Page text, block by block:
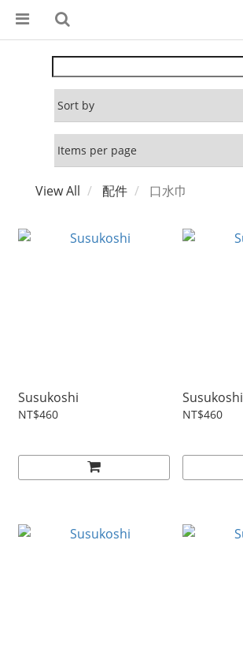
View All 配件 口水巾
Susukoshi
NT$460
Susukoshi
NT$460